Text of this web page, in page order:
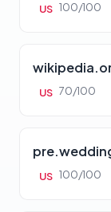
US 100/100
US 70/100
US 100/100